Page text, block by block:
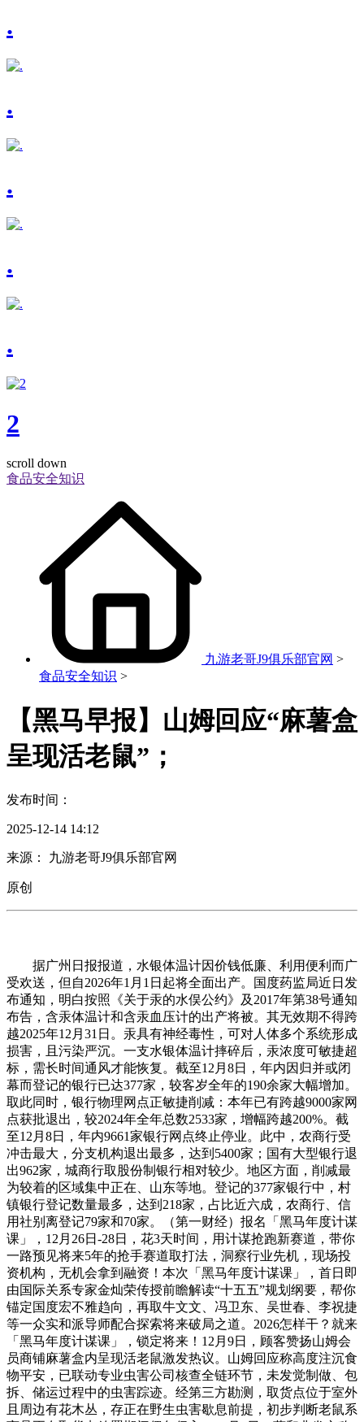
.
.
.
.
.
2
scroll down
食品安全知识
九游老哥J9俱乐部官网 >
食品安全知识 >
【黑马早报】山姆回应“麻薯盒
呈现活老鼠”；
发布时间：
2025-12-14 14:12
来源： 九游老哥J9俱乐部官网
原创
据广州日报报道，水银体温计因价钱低廉、利用便利而广
受欢送，但自2026年1月1日起将全面出产。国度药监局近日发
布通知，明白按照《关于汞的水俣公约》及2017年第38号通知
布告，含汞体温计和含汞血压计的出产将被。其无效期不得跨
越2025年12月31日。汞具有神经毒性，可对人体多个系统形成
损害，且污染严沉。一支水银体温计摔碎后，汞浓度可敏捷超
标，需长时间通风才能恢复。截至12月8日，年内因归并或闭
幕而登记的银行已达377家，较客岁全年的190余家大幅增加。
取此同时，银行物理网点正敏捷削减：本年已有跨越9000家网
点获批退出，较2024年全年总数2533家，增幅跨越200%。截
至12月8日，年内9661家银行网点终止停业。此中，农商行受
冲击最大，分支机构退出最多，达到5400家；国有大型银行退
出962家，城商行取股份制银行相对较少。地区方面，削减最
为较着的区域集中正在、山东等地。登记的377家银行中，村
镇银行登记数量最多，达到218家，占比近六成，农商行、信
用社别离登记79家和70家。（第一财经）报名「黑马年度计谋
课」，12月26日-28日，花3天时间，用计谋抢跑新赛道，带你
一路预见将来5年的抢手赛道取打法，洞察行业先机，现场投
资机构，无机会拿到融资！本次「黑马年度计谋课」，首日即
由国际关系专家金灿荣传授前瞻解读“十五五”规划纲要，帮你
锚定国度宏不雅趋向，再取牛文文、冯卫东、吴世春、李祝捷
等一众实和派导师配合探索将来破局之道。2026怎样干？就来
「黑马年度计谋课」，锁定将来！12月9日，顾客赞扬山姆会
员商铺麻薯盒内呈现活老鼠激发热议。山姆回应称高度注沉食
物平安，已联动专业虫害公司核查全链环节，未发觉制做、包
拆、储运过程中的虫害踪迹。经第三方勘测，取货点位于室外
且周边有花木丛，存正在野生虫害歇息前提，初步判断老鼠系